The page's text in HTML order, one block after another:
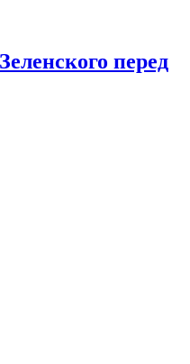
перед